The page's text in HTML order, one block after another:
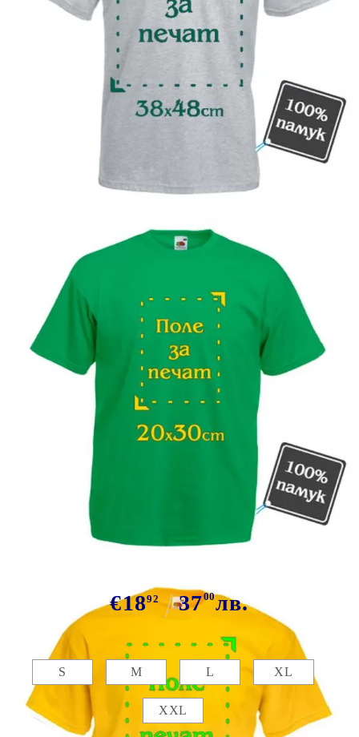
Цветна тениска със снимка
€1892 3700лв.
Размер: Таблица с размери
S M L XL
XXL